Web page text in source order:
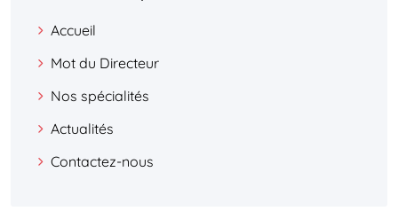
Accueil
Mot du Directeur
Nos spécialités
Actualités
Contactez-nous